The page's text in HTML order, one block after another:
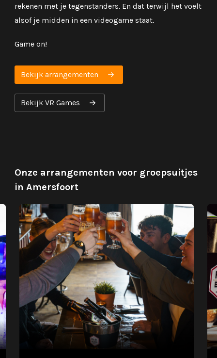
rekenen met je tegenstanders. En dat terwijl het voelt
alsof je midden in een videogame staat.
Game on!
Bekijk arrangementen
Bekijk VR Games
Onze arrangementen voor groepsuitjes
in Amersfoort